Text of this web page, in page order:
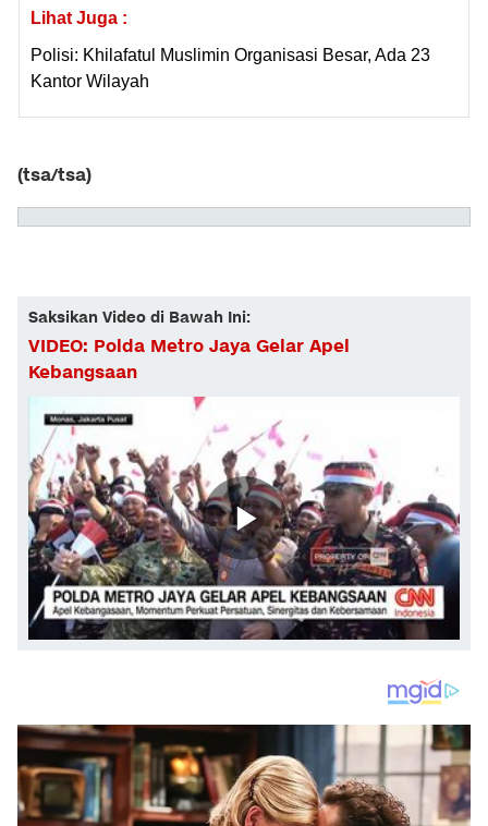
Lihat Juga :
Polisi: Khilafatul Muslimin Organisasi Besar, Ada 23
Kantor Wilayah
(tsa/tsa)
Saksikan Video di Bawah Ini:
VIDEO: Polda Metro Jaya Gelar Apel
Kebangsaan